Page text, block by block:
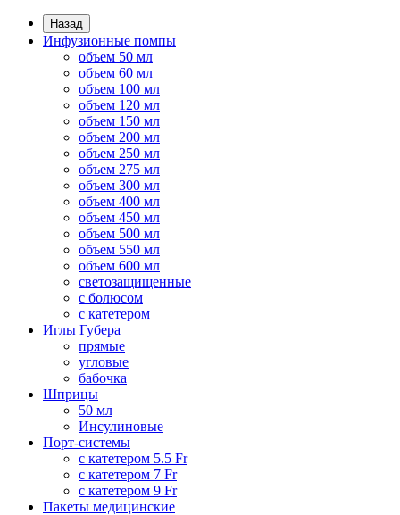
Назад
Инфузионные помпы
объем 50 мл
объем 60 мл
объем 100 мл
объем 120 мл
объем 150 мл
объем 200 мл
объем 250 мл
объем 275 мл
объем 300 мл
объем 400 мл
объем 450 мл
объем 500 мл
объем 550 мл
объем 600 мл
светозащищенные
с болюсом
с катетером
Иглы Губера
прямые
угловые
бабочка
Шприцы
50 мл
Инсулиновые
Порт-системы
с катетером 5.5 Fr
с катетером 7 Fr
с катетером 9 Fr
Пакеты медицинские